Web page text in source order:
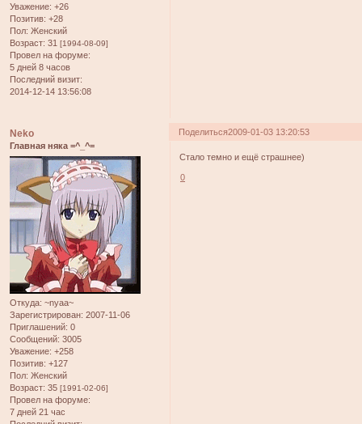
Уважение: +26
Позитив: +28
Пол: Женский
Возраст: 31 [1994-08-09]
Провел на форуме:
5 дней 8 часов
Последний визит:
2014-12-14 13:56:08
Поделиться2009-01-03 13:20:53
Neko
Главная няка =^_^=
Откуда: ~nyaa~
Зарегистрирован: 2007-11-06
Приглашений: 0
Сообщений: 3005
Уважение: +258
Позитив: +127
Пол: Женский
Возраст: 35 [1991-02-06]
Провел на форуме:
7 дней 21 час
Стало темно и ещё страшнее)
0